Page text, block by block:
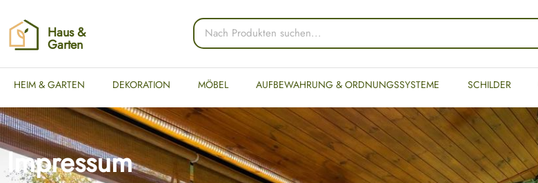
Haus &
Garten
HEIM & GARTEN DEKORATION MÖBEL AUFBEWAHRUNG & ORDNUNGSSYSTEME SCHILDER
Impressum